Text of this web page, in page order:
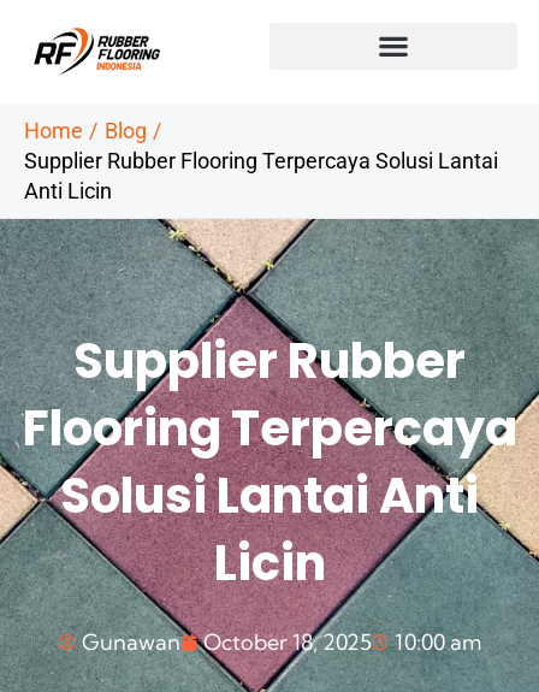
Home
Blog
Supplier Rubber Flooring Terpercaya Solusi Lantai
Anti Licin
Supplier Rubber
Flooring Terpercaya
Solusi Lantai Anti
Licin
Gunawan October 18, 2025 10:00 am